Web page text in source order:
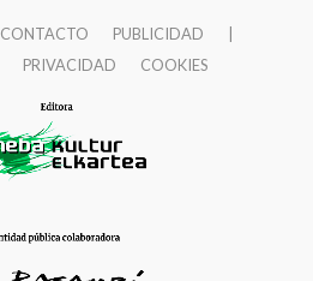
CONTACTO PUBLICIDAD
PRIVACIDAD COOKIES